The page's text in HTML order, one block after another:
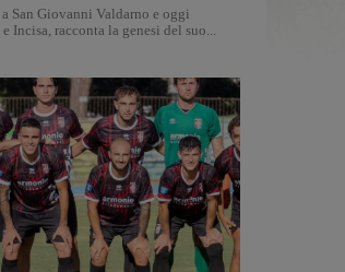
San Giovanni Valdarno e oggi
Incisa, racconta la genesi del suo...